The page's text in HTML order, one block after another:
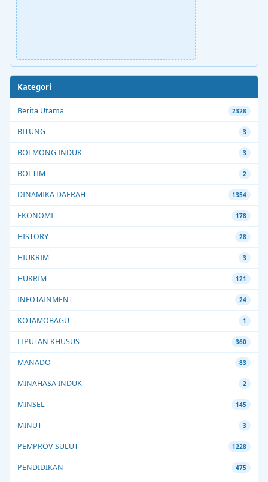
Kategori
Berita Utama 2328
BITUNG 3
BOLMONG INDUK 3
BOLTIM 2
DINAMIKA DAERAH 1354
EKONOMI 178
HISTORY 28
HIUKRIM 3
HUKRIM 121
INFOTAINMENT 24
KOTAMOBAGU 1
LIPUTAN KHUSUS 360
MANADO 83
MINAHASA INDUK 2
MINSEL 145
MINUT 3
PEMPROV SULUT 1228
PENDIDIKAN 475